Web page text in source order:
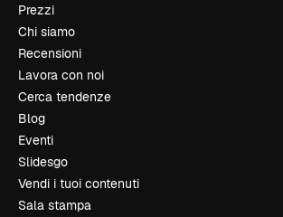
Prezzi
Chi siamo
Recensioni
Lavora con noi
Cerca tendenze
Blog
Eventi
Slidesgo
Vendi i tuoi contenuti
Sala stampa